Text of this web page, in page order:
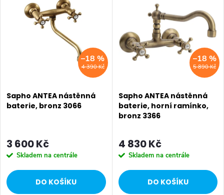
p
r
o
d
u
Nejprodávanější
Abecedně
p
o
d
4 390 Kč
–18 %
Sapho ANTEA nástěnná
baterie, bronz 3066
3 600 Kč
Skladem na centrále
DO KOŠÍKU
5 890 Kč
–18 %
Sapho ANTEA nástěnná
baterie, horní ramínko,
bronz 3366
4 830 Kč
Skladem na centrále
DO KOŠÍKU